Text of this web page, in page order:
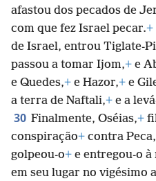
afastou dos pecados de
com que fez Israel pecar.+
de Israel, entrou Tiglate-
passou a tomar Ijom,+ e
e Quedes,+ e Hazor,+ e
a terra de Naftali,+ e a
30 Finalmente, Oséias,+
conspiração+ contra
golpeou-o+ e entregou-o
em seu lugar no vigésimo